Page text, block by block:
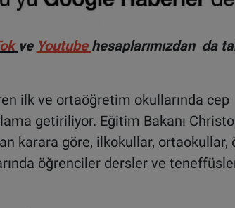
ve Youtube hesaplarımızdan da
ilk ve ortaöğretim okullarında cep
getiriliyor. Eğitim Bakanı
karara göre, ilkokullar, ortaokullar,
öğrenciler dersler ve